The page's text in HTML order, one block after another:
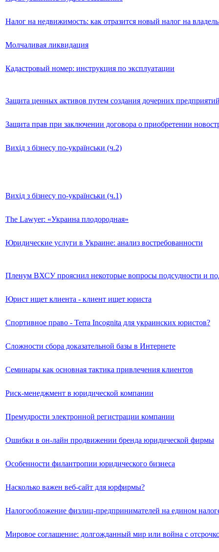
Налог на недвижимость: как отразится новый налог на
Молчаливая ликвидация
Кадастровый номер: инструкция по эксплуатации
Защита ценных активов путем создания дочерних
Защита прав при заключении договора о приобретении
Вихід з бізнесу по-українськи (ч.2)
Вихід з бізнесу по-українськи (ч.1)
The Lawyer: «Украина плодородная»
Юридические услуги в Украине: анализ востребованности
Пленум ВХСУ прояснил некоторые вопросы подсудности и
Юрист ищет клиента - клиент ищет юриста
Спортивное право - Terra Incognita для украинских юристов?
Сложности сбора доказательной базы в Интернете
Семинары как основная тактика привлечения клиентов
Риск-менеджмент в юридической компании
Премудрости электронной регистрации компании
Ошибки в он-лайн продвижении бренда юридической фирмы
Особенности филантропии юридического бизнеса
Насколько важен веб-сайт для юрфирмы?
Налогообложение физлиц-предпринимателей на едином
Мировое соглашение: долгожданный мир или война с